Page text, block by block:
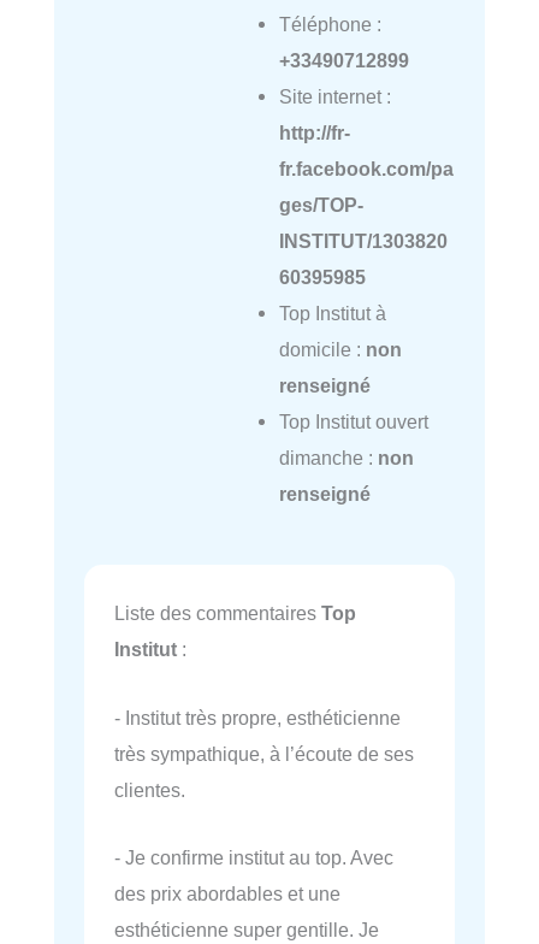
Téléphone :
+33490712899
Site internet :
http://fr-
fr.facebook.com/pa
ges/TOP-
INSTITUT/1303820
60395985
Top Institut à
domicile : non
renseigné
Top Institut ouvert
dimanche : non
renseigné
Liste des commentaires Top
Institut :
- Institut très propre, esthéticienne
très sympathique, à l’écoute de ses
clientes.
- Je confirme institut au top. Avec
des prix abordables et une
esthéticienne super gentille. Je